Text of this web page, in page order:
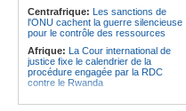
CDC
Centrafrique: Les sanctions de
l'ONU cachent la guerre silencieuse
pour le contrôle des ressources
Afrique: La Cour international de
justice fixe le calendrier de la
procédure engagée par la RDC
contre le Rwanda